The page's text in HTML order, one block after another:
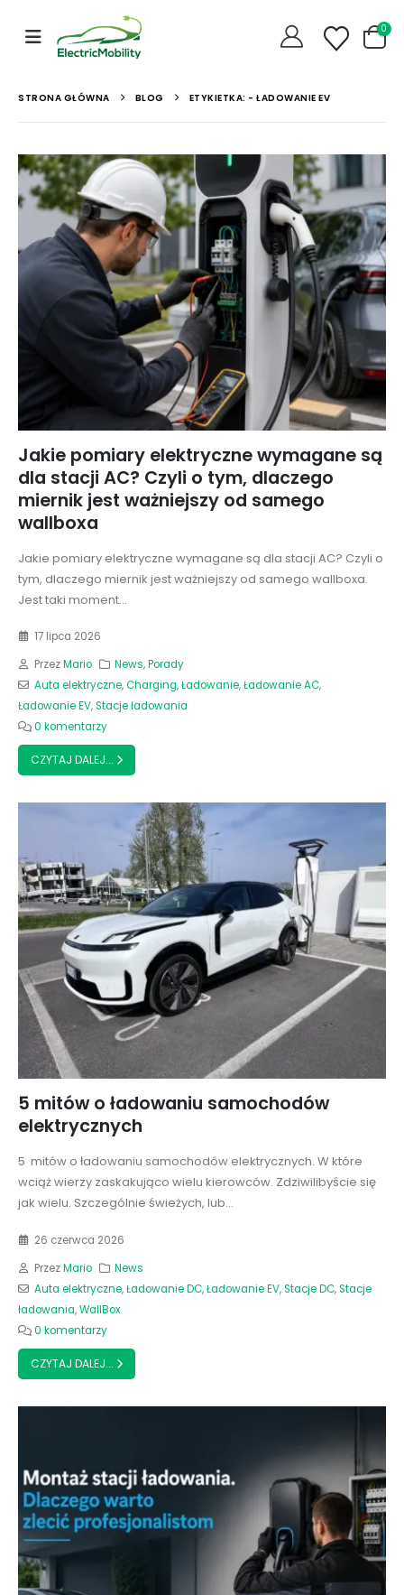
0
STRONA GŁÓWNA BLOG ETYKIETKA: - ŁADOWANIE EV
Jakie pomiary elektryczne wymagane są
dla stacji AC? Czyli o tym, dlaczego
miernik jest ważniejszy od samego
wallboxa
Jakie pomiary elektryczne wymagane są dla stacji AC? Czyli o
tym, dlaczego miernik jest ważniejszy od samego wallboxa.
Jest taki moment...
17 lipca 2026
PrzezMario News,Porady
Auta elektryczne,Charging,Ładowanie,Ładowanie AC,
Ładowanie EV,Stacje ładowania
0 komentarzy
CZYTAJ DALEJ...
5 mitów o ładowaniu samochodów
elektrycznych
5 mitów o ładowaniu samochodów elektrycznych. W które
wciąż wierzy zaskakująco wielu kierowców. Zdziwilibyście się
jak wielu. Szczególnie świeżych, lub...
26 czerwca 2026
PrzezMario
News
Auta elektryczne,Ładowanie DC,Ładowanie EV,Stacje DC,Stacje
ładowania,WallBox
0 komentarzy
CZYTAJ DALEJ...